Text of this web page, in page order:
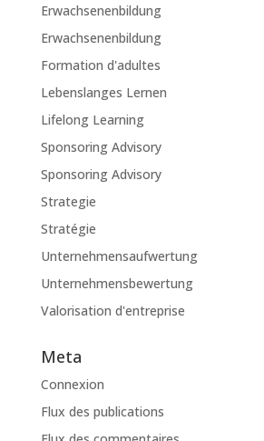
Erwachsenenbildung
Erwachsenenbildung
Formation d'adultes
Lebenslanges Lernen
Lifelong Learning
Sponsoring Advisory
Sponsoring Advisory
Strategie
Stratégie
Unternehmensaufwertung
Unternehmensbewertung
Valorisation d'entreprise
Meta
Connexion
Flux des publications